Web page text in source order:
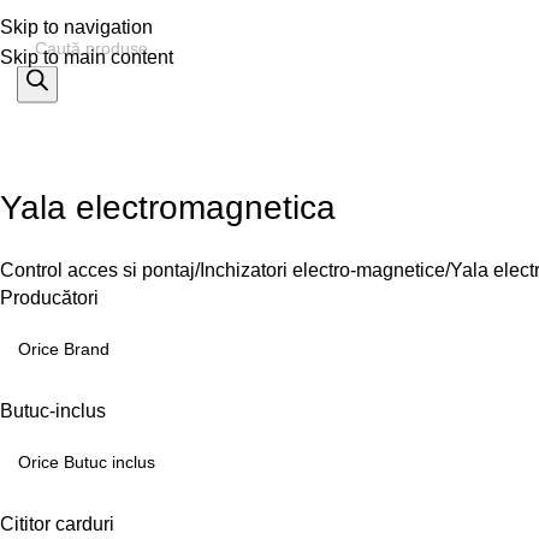
Skip to navigation
Skip to main content
Yala electromagnetica
Control acces si pontaj Inchizatori electro-magnetice Yala
Producători
Butuc-inclus
Cititor carduri